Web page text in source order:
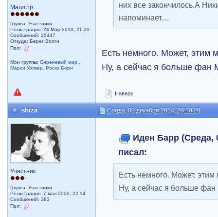
Магистр
Группа: Участники
Регистрация: 24 Мар 2010, 21:29
Сообщений: 25447
Откуда: Берег Волги
Пол:
Мои группы:Сиреневый мир ,
Марси Уолкер, Роско Борн
них все закончилось.А
напоминает....
Есть немного. Может, этим
Ну, а сейчас я больше фан
Наверх
shiza Среда, 03 декабря 2014, 20:10:20
Участник
Группа: Участники
Регистрация: 7 мая 2009, 22:14
Сообщений: 383
Пол:
Иден Барр (Среда,
писал:
Есть немного. Может,
Ну, а сейчас я больше